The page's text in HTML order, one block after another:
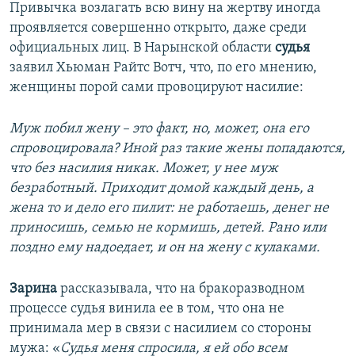
Привычка возлагать всю вину на жертву иногда
проявляется совершенно открыто, даже среди
официальных лиц. В Нарынской области судья
заявил Хьюман Райтс Вотч, что, по его мнению,
женщины порой сами провоцируют насилие:
Муж побил жену – это факт, но, может, она его
спровоцировала? Иной раз такие жены попадаются,
что без насилия никак. Может, у нее муж
безработный. Приходит домой каждый день, а
жена то и дело его пилит: не работаешь, денег не
приносишь, семью не кормишь, детей. Рано или
поздно ему надоедает, и он на жену с кулаками.
Зарина рассказывала, что на бракоразводном
процессе судья винила ее в том, что она не
принимала мер в связи с насилием со стороны
мужа: «Судья меня спросила, я ей обо всем